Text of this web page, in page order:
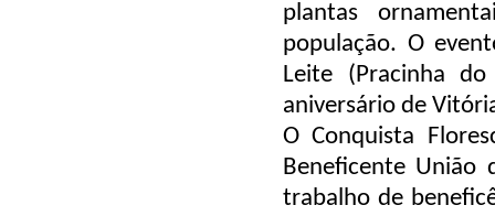
plantas
população. O
Leite (Pracinha
aniversário de
O Conquista
Beneficente União
trabalho de